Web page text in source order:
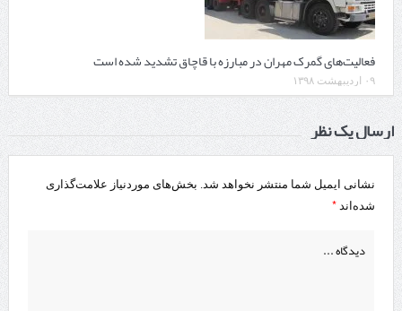
فعالیت‌های گمرک مهران در مبارزه با قاچاق تشدید شده است
۰۹ اردیبهشت ۱۳۹۸
ارسال یک نظر
نشانی ایمیل شما منتشر نخواهد شد. بخش‌های موردنیاز علامت‌گذاری
شده‌اند *